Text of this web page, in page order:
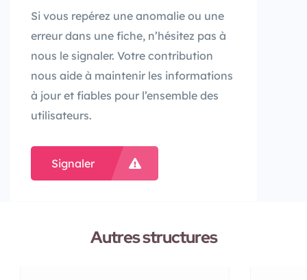
Si vous repérez une anomalie ou une
erreur dans une fiche, n’hésitez pas à
nous le signaler. Votre contribution
nous aide à maintenir les informations
à jour et fiables pour l’ensemble des
utilisateurs.
Signaler
Autres structures